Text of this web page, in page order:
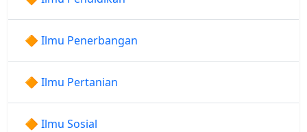
🔶 Ilmu Penerbangan
🔶 Ilmu Pertanian
🔶 Ilmu Sosial